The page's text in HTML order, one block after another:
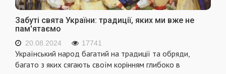
Забуті свята України: традиції, яких ми вже не
пам'ятаємо
20.08.2024 17741
Український народ багатий на традиції та обряди,
багато з яких сягають своїм корінням глибоко в